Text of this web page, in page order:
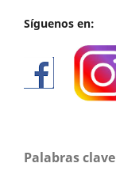
Síguenos en:
Palabras clave